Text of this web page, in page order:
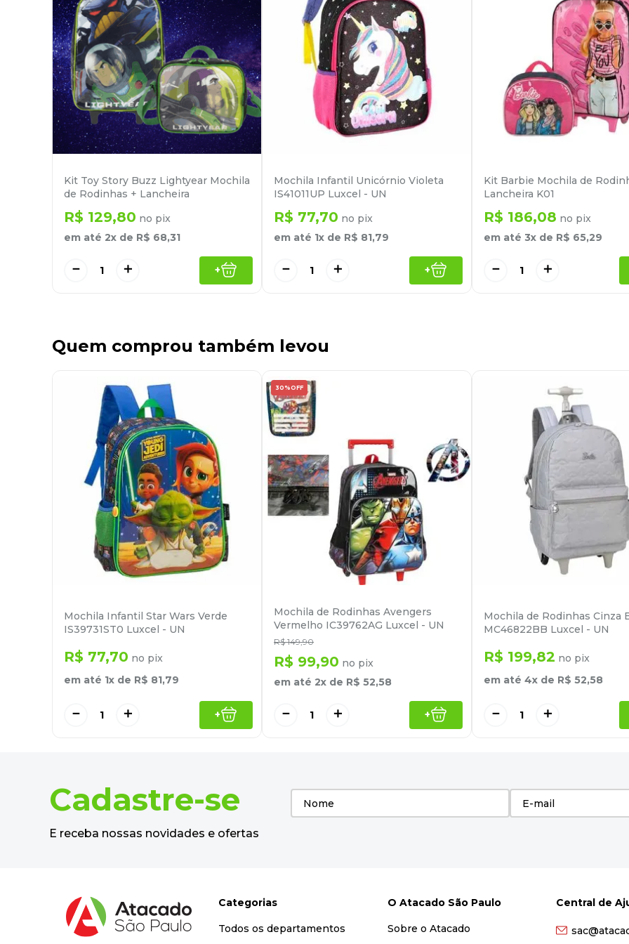
Kit Toy Story Buzz Lightyear Mochila
de Rodinhas + Lancheira
R$ 129,80 no pix
em até 2x de R$ 68,31
＋
－ +
Mochila Infantil Unicórnio Violeta
IS41011UP Luxcel - UN
R$ 77,70 no pix
em até 1x de R$ 81,79
＋
－ +
Kit Barbie Mochila de
Lancheira K01
R$ 186,08 no pix
em até 3x de R$ 65,29
＋
－
Quem comprou também levou
Mochila Infantil Star Wars Verde
IS39731ST0 Luxcel - UN
R$ 77,70 no pix
em até 1x de R$ 81,79
＋
－ +
30% OFF
Mochila de Rodinhas Avengers
Vermelho IC39762AG Luxcel - UN
R$ 149,90
R$ 99,90 no pix
em até 2x de R$ 52,58
＋
－ +
Mochila de Rodinhas Cinza
MC46822BB Luxcel - UN
R$ 199,82 no pix
em até 4x de R$ 52,58
＋
－
Cadastre-se
E receba nossas novidades e ofertas
Categorias
Todos os departamentos
O Atacado São Paulo
Sobre o Atacado
Central de